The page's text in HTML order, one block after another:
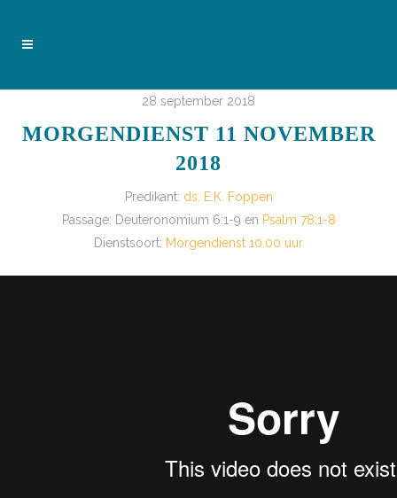
28 september 2018
MORGENDIENST 11 NOVEMBER
2018
Predikant: ds. E.K. Foppen
Passage: Deuteronomium 6:1-9 en Psalm 78:1-8
Dienstsoort: Morgendienst 10.00 uur